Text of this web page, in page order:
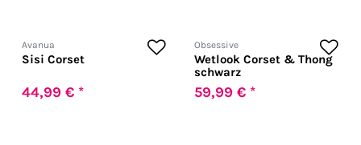
Avanua
Sisi Corset
44,99 € *
Obsessive
Wetlook Corset & Thong
schwarz
59,99 € *